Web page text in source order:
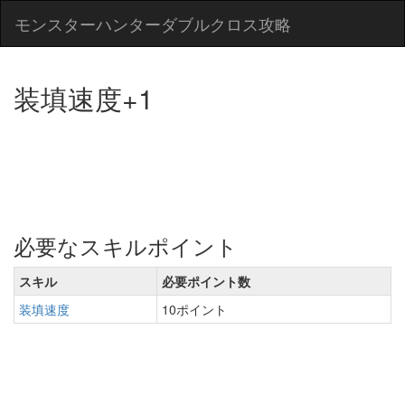
モンスターハンターダブルクロス攻略
装填速度+1
必要なスキルポイント
スキル
必要ポイント数
装填速度
10ポイント